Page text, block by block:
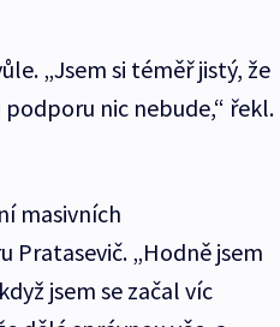
„Jsem si téměř jistý, že
nic nebude,“ řekl.
masivních
Pratasevič. „Hodně jsem
jsem se začal víc